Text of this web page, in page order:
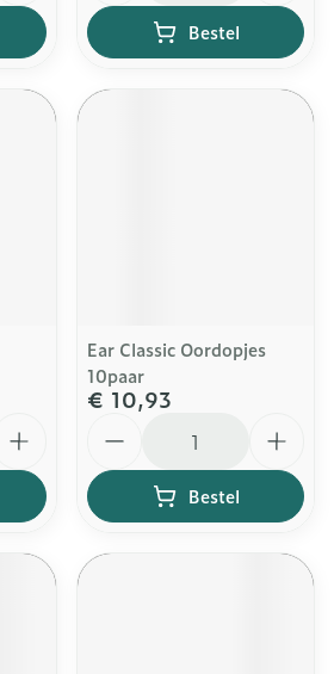
Bestel
Ear Classic Oordopjes
10paar
€ 10,93
Bestel